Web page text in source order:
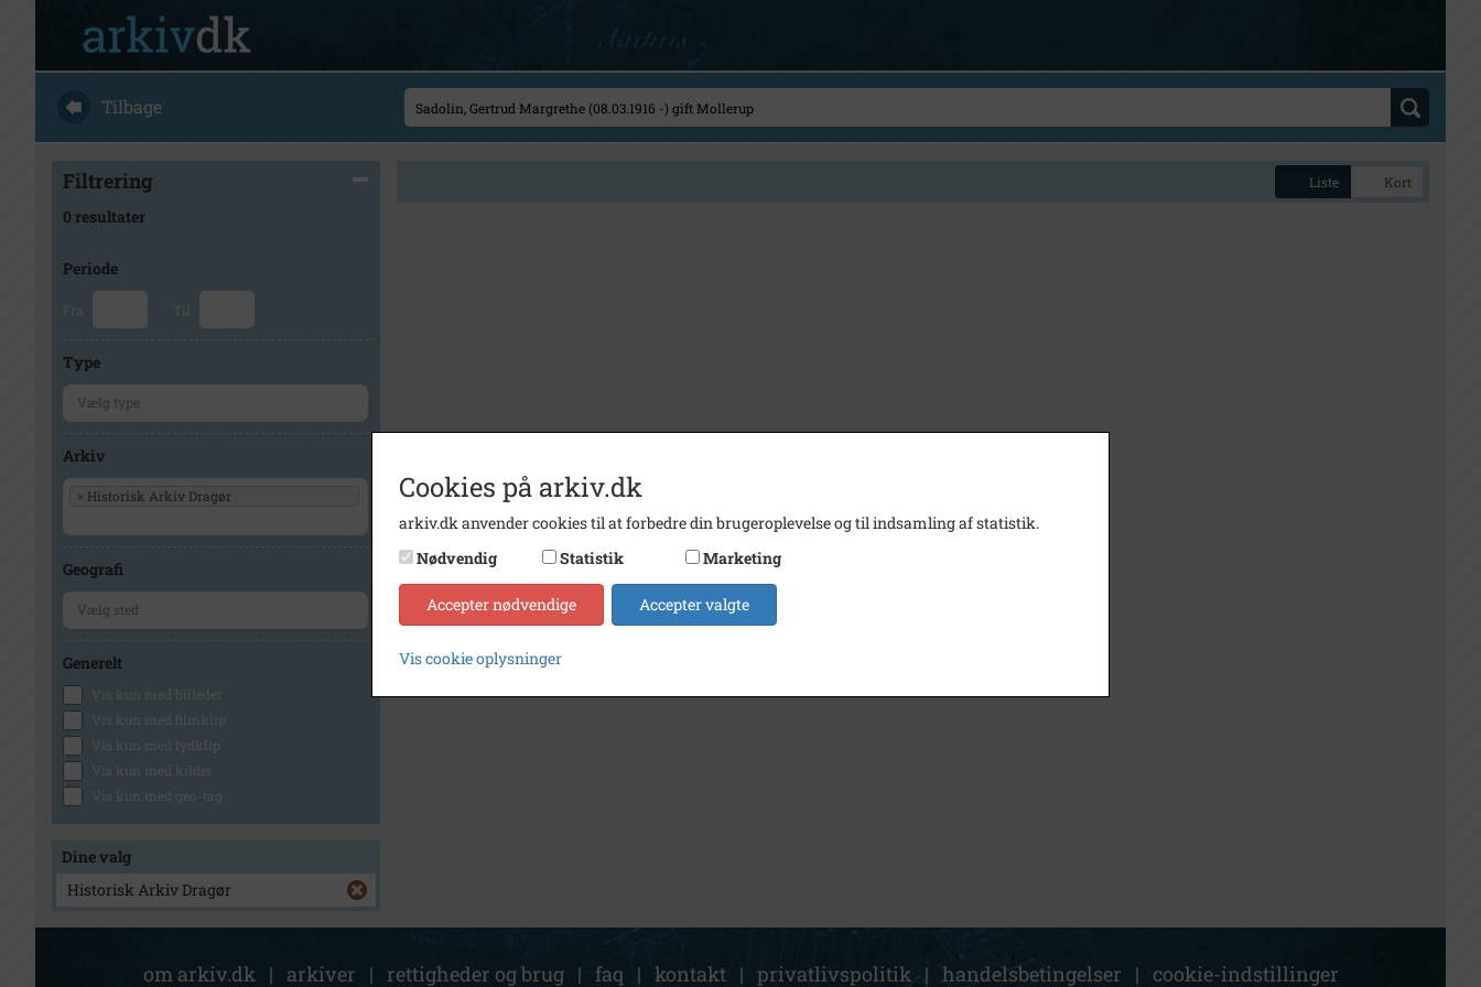
Tilbage
Filtrering
0 resultater
Periode
Fra Til
Type
Arkiv
× Historisk Arkiv Dragør
Geografi
Generelt
Vis kun med billeder
Vis kun med filmklip
Vis kun med lydklip
Vis kun med kilder
Vis kun med geo-tag
Dine valg
Historisk Arkiv Dragør
Liste Kort
om arkiv.dk | arkiver | rettigheder og brug | faq | kontakt | privatlivspolitik | handelsbetingelser | cookie-indstillinger
Cookies på arkiv.dk
arkiv.dk anvender cookies til at forbedre din brugeroplevelse og til indsamling af statistik.
Nødvendig
Statistik Marketing
Accepter nødvendige Accepter valgte
Vis cookie oplysninger